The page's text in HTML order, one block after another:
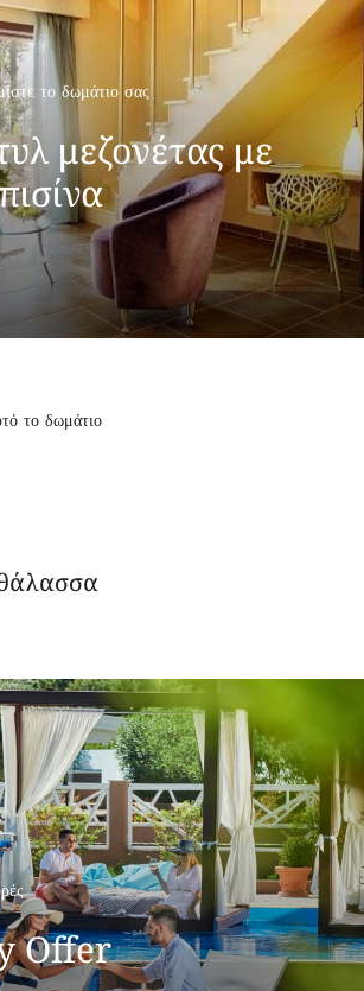
το δωμάτιο σας
μεζονέτας με
το δωμάτιο
Offer